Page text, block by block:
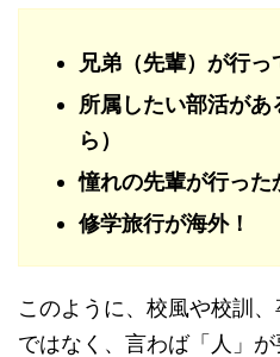
兄弟（先輩）が行っ
所属したい部活が
ら）
憧れの先輩が行った
修学旅行が海外！
このように、校風や校訓
ではなく、言わば「人」